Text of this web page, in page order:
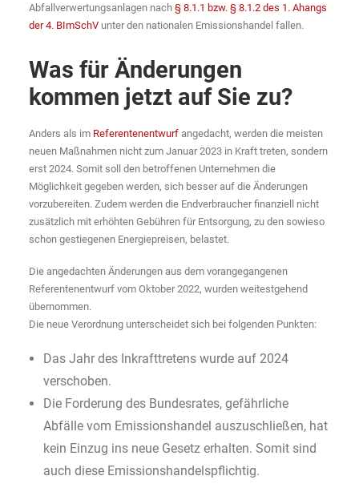
Abfallverwertungsanlagen nach § 8.1.1 bzw. § 8.1.2 des 1. Ahangs
der 4. BImSchV unter den nationalen Emissionshandel fallen.
Was für Änderungen
kommen jetzt auf Sie zu?
Anders als im Referentenentwurf angedacht, werden die meisten
neuen Maßnahmen nicht zum Januar 2023 in Kraft treten, sondern
erst 2024. Somit soll den betroffenen Unternehmen die
Möglichkeit gegeben werden, sich besser auf die Änderungen
vorzubereiten. Zudem werden die Endverbraucher finanziell nicht
zusätzlich mit erhöhten Gebühren für Entsorgung, zu den sowieso
schon gestiegenen Energiepreisen, belastet.
Die angedachten Änderungen aus dem vorangegangenen
Referentenentwurf vom Oktober 2022, wurden weitestgehend
übernommen.
Die neue Verordnung unterscheidet sich bei folgenden Punkten:
Das Jahr des Inkrafttretens wurde auf 2024
verschoben.
Die Forderung des Bundesrates, gefährliche
Abfälle vom Emissionshandel auszuschließen, hat
kein Einzug ins neue Gesetz erhalten. Somit sind
auch diese Emissionshandelspflichtig.